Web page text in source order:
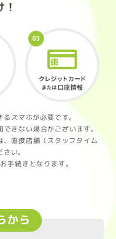
スマホが必要です。
きない場合がございます。
直接店舗（スタッフタイム
い。
手続きとなります。
から